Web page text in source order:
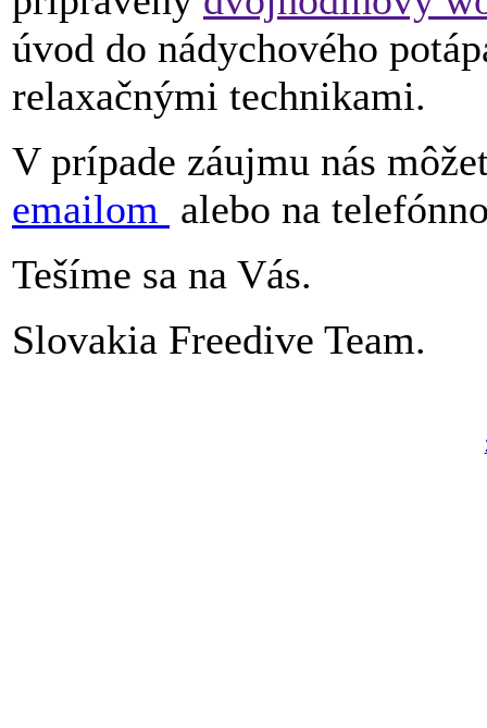
úvod do nádychového
relaxačnými technikami.
V prípade záujmu nás
emailom alebo na
Tešíme sa na Vás.
Slovakia Freedive Team.